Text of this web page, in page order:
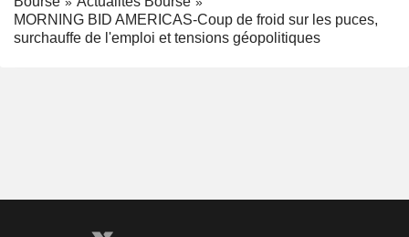
MORNING BID AMERICAS-Coup de froid sur les puces,
surchauffe de l'emploi et tensions géopolitiques